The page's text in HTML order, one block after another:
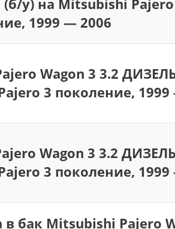
у) на Mitsubishi
1999 — 2006
Wagon 3 3.2
3 поколение,
Wagon 3 3.2
3 поколение,
бак Mitsubishi Pajero